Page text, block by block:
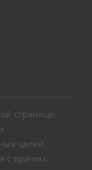
странице,
целей.
с врачом.